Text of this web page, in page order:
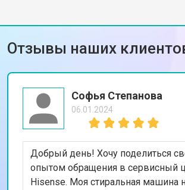
Отзывы наших
Софья Степанова
06.01.2024
Добрый день! Хочу поделиться
опытом обращения в сервисный
Hisense. Моя стиральная машина